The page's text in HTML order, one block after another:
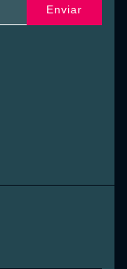
Enviar